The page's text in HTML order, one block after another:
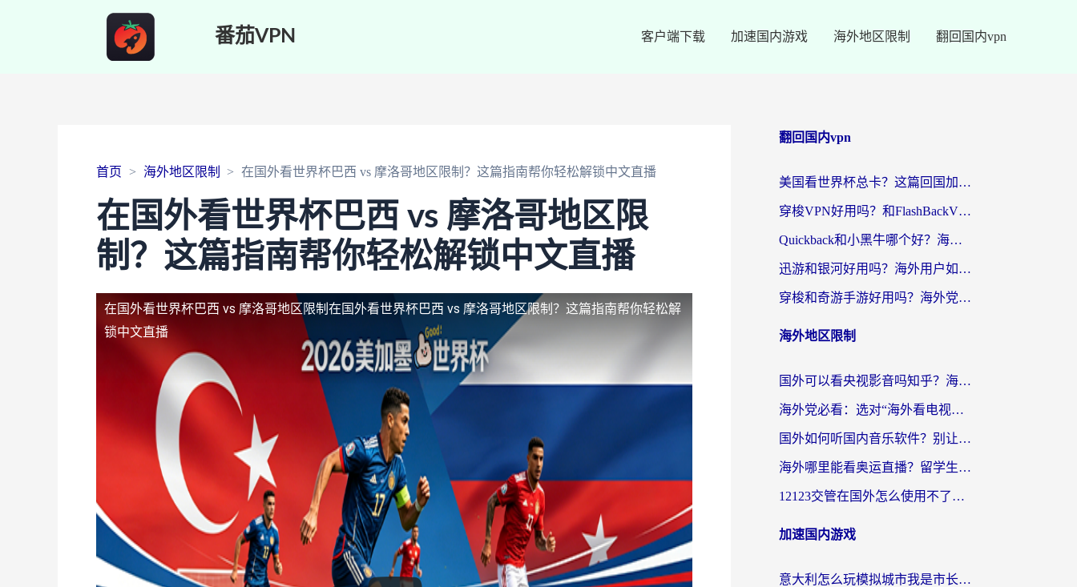
番茄VPN 客户端下载 加速国内游戏 海外地区限制 翻回国内vpn
首页 海外地区限制 在国外看世界杯巴西 vs 摩洛哥地区限制？这篇指南帮你轻松解锁中文直播
在国外看世界杯巴西 vs 摩洛哥地区限
制？这篇指南帮你轻松解锁中文直播
在国外看世界杯巴西 vs 摩洛哥地区限制 在国外看世界杯巴西 vs 摩洛哥地区限制？这篇指南帮你轻松解
锁中文直播
翻回国内vpn
美国看世界杯总卡？这篇回国加速器指南帮你无缝刷国内资源（附苹果手机VPN设置步骤）
穿梭VPN好用吗？和FlashBackVPN对比哪个回国效果更好？
Quickback和小黑牛哪个好？海外党亲测指南，选对回国加速器秒回国内
迅游和银河好用吗？海外用户如何选择回国加速器实现无缝访问国内资源
穿梭和奇游手游好用吗？海外党亲测3款回国加速器，附蜜蜂加速器七天试用攻略
海外地区限制
国外可以看央视影音吗知乎？海外党亲测有效的回国加速方案
海外党必看：选对“海外看电视剧软件”，再也不用愁国内剧刷不了
国外如何听国内音乐软件？别让地域限制，断了你的中文歌单
海外哪里能看奥运直播？留学生&海外华人必看的体育赛事观赛终极指南
12123交管在国外怎么使用不了？海外华人必看的无缝访问国内资源指南
加速国内游戏
意大利怎么玩模拟城市我是市长？海外党国服游戏加速终极攻略（附三国3量子特攻解决办法）